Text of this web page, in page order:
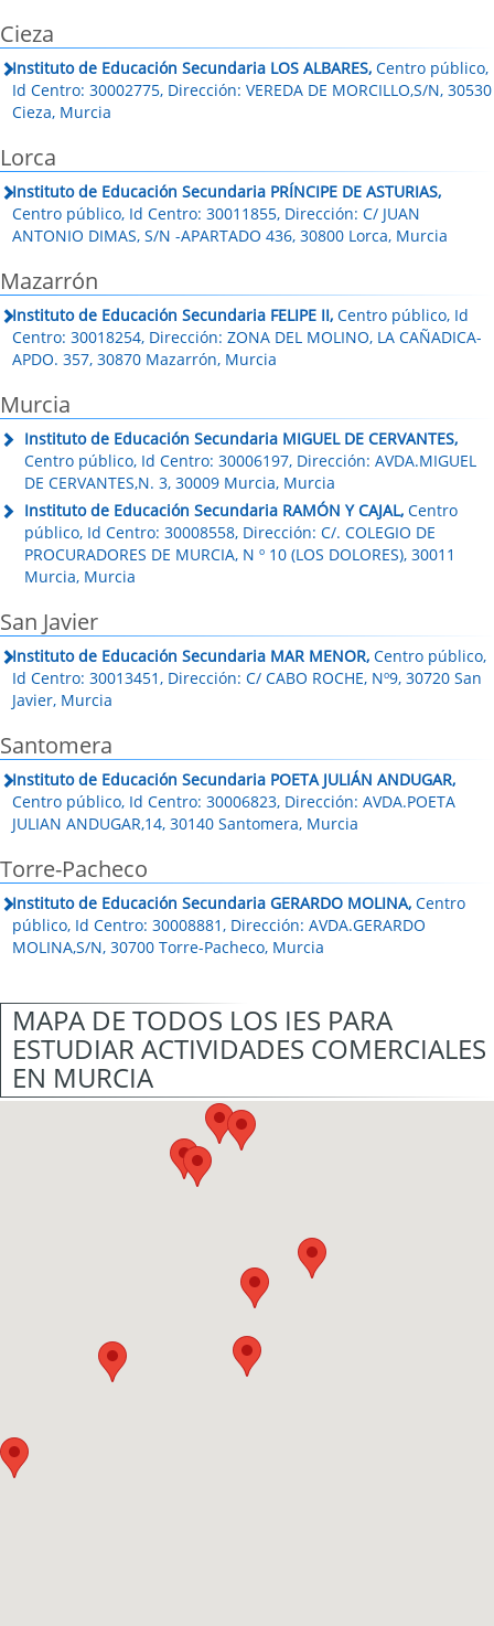
Cieza
Instituto de Educación Secundaria LOS ALBARES, Centro público,
Id Centro: 30002775, Dirección: VEREDA DE MORCILLO,S/N, 30530
Cieza, Murcia
Lorca
Instituto de Educación Secundaria PRÍNCIPE DE ASTURIAS,
Centro público, Id Centro: 30011855, Dirección: C/ JUAN
ANTONIO DIMAS, S/N -APARTADO 436, 30800 Lorca, Murcia
Mazarrón
Instituto de Educación Secundaria FELIPE II, Centro público, Id
Centro: 30018254, Dirección: ZONA DEL MOLINO, LA CAÑADICA-
APDO. 357, 30870 Mazarrón, Murcia
Murcia
Instituto de Educación Secundaria MIGUEL DE CERVANTES,
Centro público, Id Centro: 30006197, Dirección: AVDA.MIGUEL
DE CERVANTES,N. 3, 30009 Murcia, Murcia
Instituto de Educación Secundaria RAMÓN Y CAJAL, Centro
público, Id Centro: 30008558, Dirección: C/. COLEGIO DE
PROCURADORES DE MURCIA, N º 10 (LOS DOLORES), 30011
Murcia, Murcia
San Javier
Instituto de Educación Secundaria MAR MENOR, Centro público,
Id Centro: 30013451, Dirección: C/ CABO ROCHE, Nº9, 30720 San
Javier, Murcia
Santomera
Instituto de Educación Secundaria POETA JULIÁN ANDUGAR,
Centro público, Id Centro: 30006823, Dirección: AVDA.POETA
JULIAN ANDUGAR,14, 30140 Santomera, Murcia
Torre-Pacheco
Instituto de Educación Secundaria GERARDO MOLINA, Centro
público, Id Centro: 30008881, Dirección: AVDA.GERARDO
MOLINA,S/N, 30700 Torre-Pacheco, Murcia
MAPA DE TODOS LOS IES PARA
ESTUDIAR ACTIVIDADES COMERCIALES
EN MURCIA